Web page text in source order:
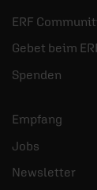
ERF
Gebet beim
Spenden
Empfang
Jobs
Newsletter